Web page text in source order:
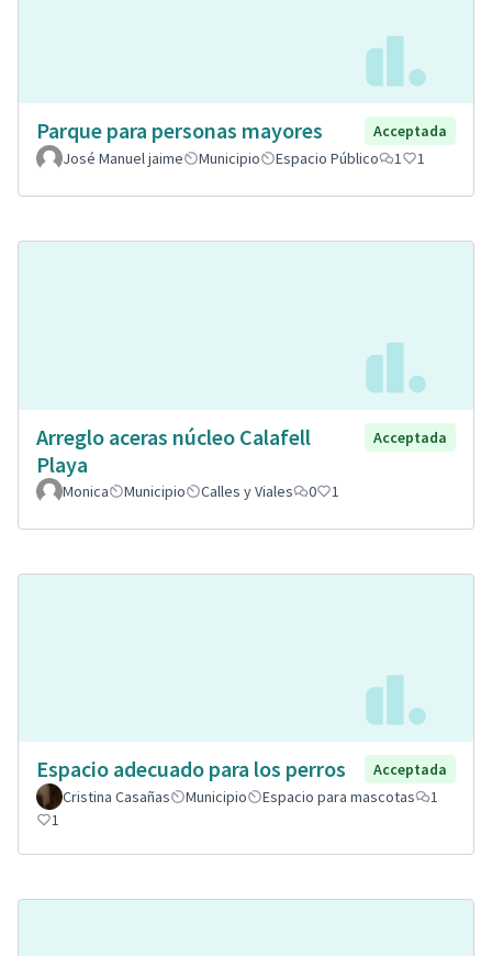
Parque para personas mayores
Acceptada
José Manuel jaime
Municipio Espacio Público 1 1
Arreglo aceras núcleo Calafell
Playa
Acceptada
Monica Municipio Calles y Viales 0 1
Espacio adecuado para los perros
Acceptada
Cristina Casañas
Municipio Espacio para mascotas
1
1